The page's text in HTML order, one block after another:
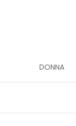
DONNA